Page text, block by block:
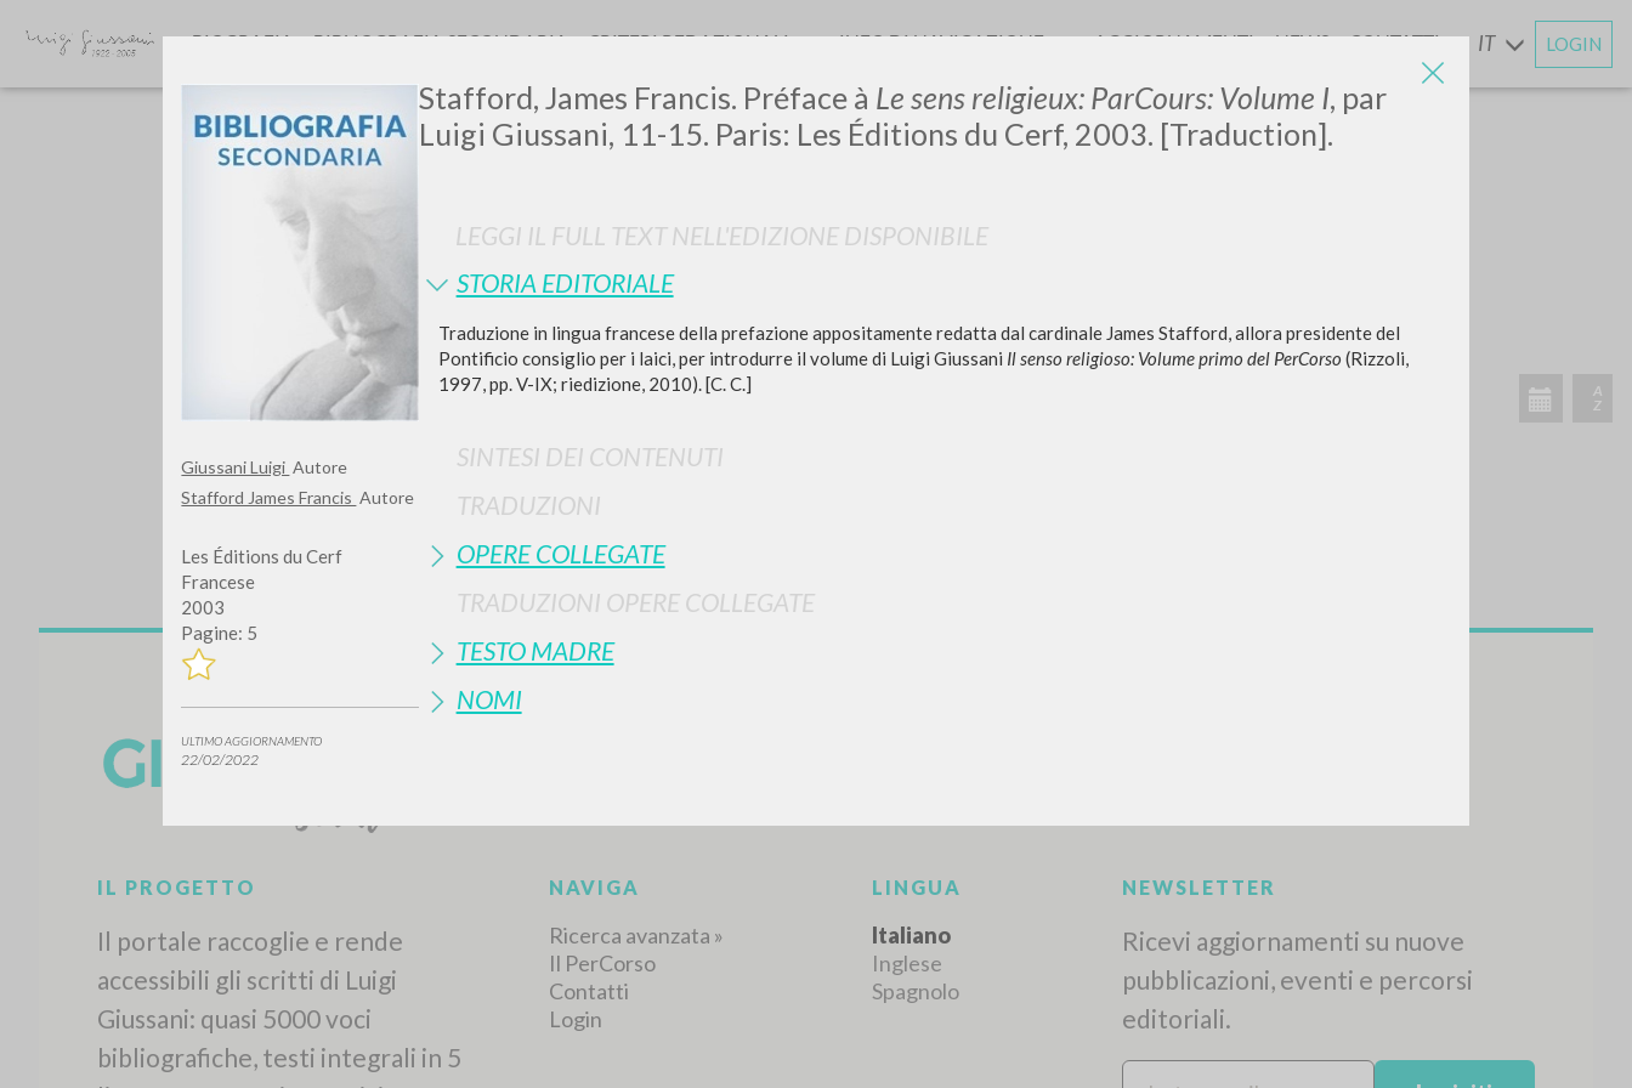
Giussani Luigi Autore
Stafford James Francis Autore
Les Éditions du Cerf
Francese
2003
Pagine: 5
ULTIMO AGGIORNAMENTO
22/02/2022
Stafford, James Francis. Préface à Le sens religieux: ParCours: Volume I, par
Luigi Giussani, 11-15. Paris: Les Éditions du Cerf, 2003. [Traduction].
LEGGI IL FULL TEXT NELL'EDIZIONE DISPONIBILE
STORIA EDITORIALE
Traduzione in lingua francese della prefazione appositamente redatta dal cardinale James Stafford, allora presidente del
Pontificio consiglio per i laici, per introdurre il volume di Luigi Giussani Il senso religioso: Volume primo del PerCorso (Rizzoli,
1997, pp. V-IX; riedizione, 2010). [C. C.]
SINTESI DEI CONTENUTI
TRADUZIONI
OPERE COLLEGATE
TRADUZIONI OPERE COLLEGATE
TESTO MADRE
NOMI
LUIGI
GIUSSANI
scritti
BIOGRAFIA BIBLIOGRAFIA SECONDARIA CRITERI REDAZIONALI INFO DI NAVIGAZIONE AGGIORNAMENTIENEWS CONTATTI IT LOGIN
TIPOLOGIA OPERA LINGUA ATTIVITÀ RECENTI